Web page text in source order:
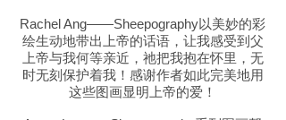
Rachel Ang——Sheepography以美妙的彩
绘生动地带出上帝的话语，让我感受到父
上帝与我何等亲近，祂把我抱在怀里，无
时无刻保护着我！感谢作者如此完美地用
这些图画显明上帝的爱！